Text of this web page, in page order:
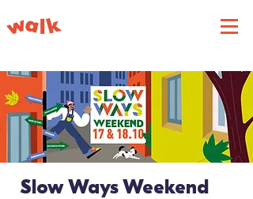
Slow Ways Weekend